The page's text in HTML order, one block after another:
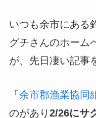
いつも余市にある
グチさんのホーム
が、先日凄い記事
「余市郡漁業協同
のがあり 2/26にサ